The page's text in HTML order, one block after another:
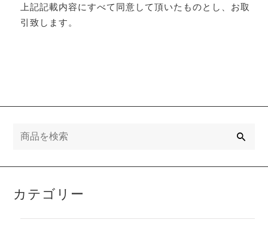
上記記載内容にすべて同意して頂いたものとし、お取
引致します。
カテゴリー